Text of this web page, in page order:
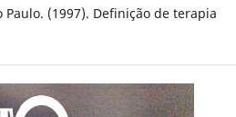
Paulo. (1997). Definição de terapia